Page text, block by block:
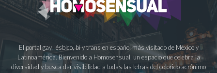
El portal gay, lésbico, bi y trans en español más visitado de México y
Latinoamérica. Bienvenido a Homosensual, un espacio que celebra la
diversidad y busca dar visibilidad a todas las letras del colorido acrónimo